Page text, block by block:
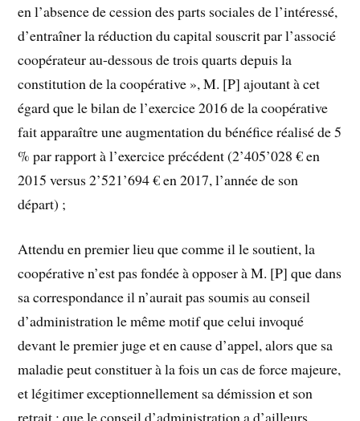
en l’absence de cession des parts sociales de l’intéressé,
d’entraîner la réduction du capital souscrit par l’associé
coopérateur au-dessous de trois quarts depuis la
constitution de la coopérative », M. [P] ajoutant à cet
égard que le bilan de l’exercice 2016 de la coopérative
fait apparaître une augmentation du bénéfice réalisé de 5
% par rapport à l’exercice précédent (2’405’028 € en
2015 versus 2’521’694 € en 2017, l’année de son
départ) ;
Attendu en premier lieu que comme il le soutient, la
coopérative n’est pas fondée à opposer à M. [P] que dans
sa correspondance il n’aurait pas soumis au conseil
d’administration le même motif que celui invoqué
devant le premier juge et en cause d’appel, alors que sa
maladie peut constituer à la fois un cas de force majeure,
et légitimer exceptionnellement sa démission et son